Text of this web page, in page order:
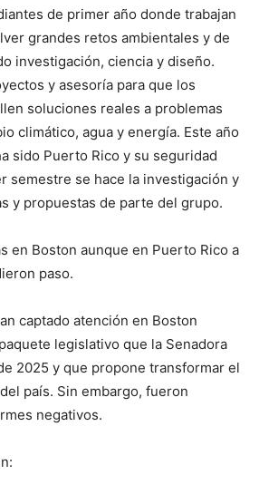
de primer año donde trabajan
grandes retos ambientales y de
investigación, ciencia y diseño.
y asesoría para que los
soluciones reales a problemas
climático, agua y energía. Este año
sido Puerto Rico y su seguridad
semestre se hace la investigación y
y propuestas de parte del grupo.
en Boston aunque en Puerto Rico a
paso.
captado atención en Boston
legislativo que la Senadora
2025 y que propone transformar el
país. Sin embargo, fueron
negativos.